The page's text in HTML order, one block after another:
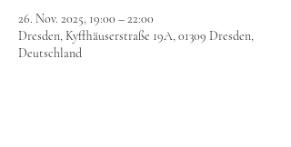
26. Nov. 2025, 19:00 – 22:00
Dresden, Kyffhäuserstraße 19A, 01309 Dresden,
Deutschland